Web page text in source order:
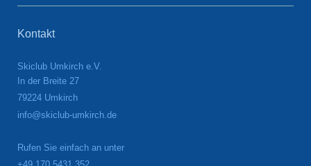
Kontakt
Skiclub Umkirch e.V.
In der Breite 27
79224 Umkirch
info@skiclub-umkirch.de
Rufen Sie einfach an unter